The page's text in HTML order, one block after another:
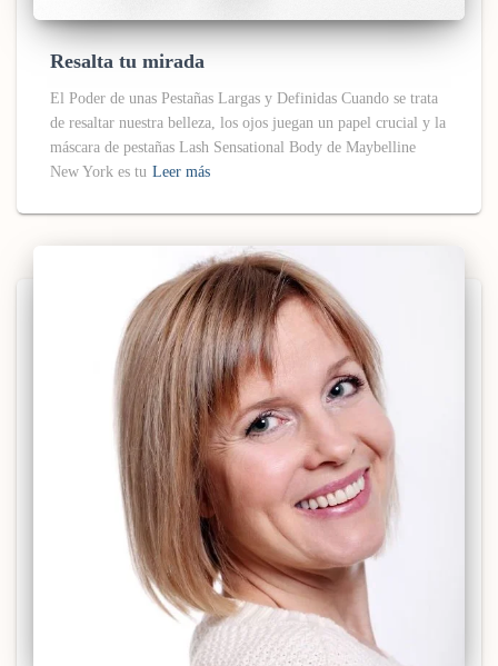
Resalta tu mirada
El Poder de unas Pestañas Largas y Definidas Cuando se trata
de resaltar nuestra belleza, los ojos juegan un papel crucial y la
máscara de pestañas Lash Sensational Body de Maybelline
New York es tu Leer más